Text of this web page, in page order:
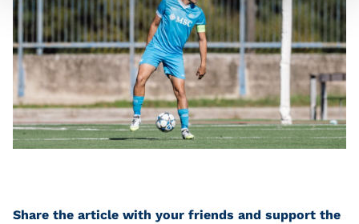
Share the article with your friends and support the